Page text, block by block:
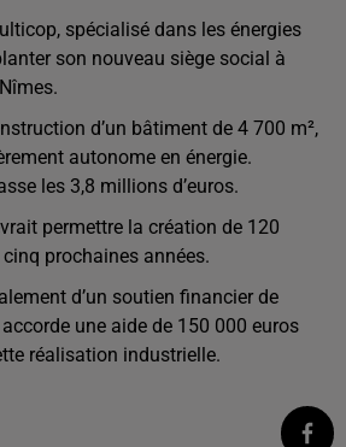
spécialisé dans les énergies
son nouveau siège social à
d’un bâtiment de 4 700 m²,
autonome en énergie.
les 3,8 millions d’euros.
permettre la création de 120
prochaines années.
d’un soutien financier de
une aide de 150 000 euros
réalisation industrielle.